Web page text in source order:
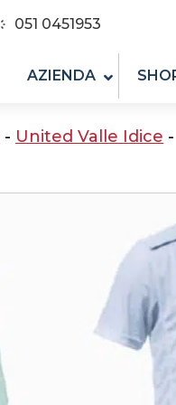
051 0451953
AZIENDA
- United Valle Idice -